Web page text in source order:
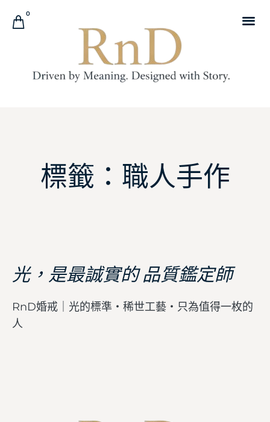
0
標籤：職人手作
光，是最誠實的 品質鑑定師
RnD婚戒｜光的標準・稀世工藝・只為值得一枚的
人